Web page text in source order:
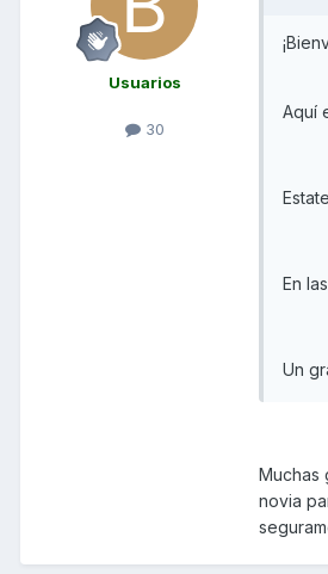
Usuarios
30
Aquí
En
Un
Muchas
novia